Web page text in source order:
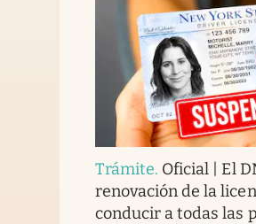
Trámite. Oficial | El
renovación de la
conducir a todas las